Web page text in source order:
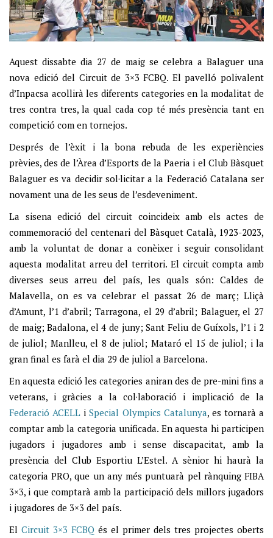
Aquest dissabte dia 27 de maig se celebra a Balaguer una
nova edició del Circuit de 3×3 FCBQ. El pavelló polivalent
d’Inpacsa acollirà les diferents categories en la modalitat de
tres contra tres, la qual cada cop té més presència tant en
competició com en tornejos.
Després de l’èxit i la bona rebuda de les experiències
prèvies, des de l’Àrea d’Esports de la Paeria i el Club Bàsquet
Balaguer es va decidir sol·licitar a la Federació Catalana ser
novament una de les seus de l’esdeveniment.
La sisena edició del circuit coincideix amb els actes de
commemoració del centenari del Bàsquet Català, 1923-2023,
amb la voluntat de donar a conèixer i seguir consolidant
aquesta modalitat arreu del territori. El circuit compta amb
diverses seus arreu del país, les quals són: Caldes de
Malavella, on es va celebrar el passat 26 de març; Lliçà
d’Amunt, l’1 d’abril; Tarragona, el 29 d’abril; Balaguer, el 27
de maig; Badalona, el 4 de juny; Sant Feliu de Guíxols, l’1 i 2
de juliol; Manlleu, el 8 de juliol; Mataró el 15 de juliol; i la
gran final es farà el dia 29 de juliol a Barcelona.
En aquesta edició les categories aniran des de pre-mini fins a
veterans, i gràcies a la col·laboració i implicació de la
Federació ACELL iSpecial Olympics Catalunya, es tornarà a
comptar amb la categoria unificada. En aquesta hi participen
jugadors i jugadores amb i sense discapacitat, amb la
presència del Club Esportiu L’Estel. A sènior hi haurà la
categoria PRO, que un any més puntuarà pel rànquing FIBA
3×3, i que comptarà amb la participació dels millors jugadors
i jugadores de 3×3 del país.
El Circuit 3×3 FCBQ és el primer dels tres projectes oberts